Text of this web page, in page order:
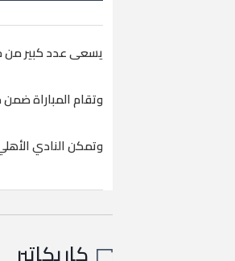
يسعى عدد كبير من
وتقام المباراة
وتمكن النادي
كاريكاتير